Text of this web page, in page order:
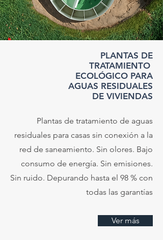
PLANTAS DE
TRATAMIENTO
ECOLÓGICO PARA
AGUAS RESIDUALES
DE VIVIENDAS
Plantas de tratamiento de aguas
residuales para casas sin conexión a la
red de saneamiento. Sin olores. Bajo
consumo de energía. Sin emisiones.
Sin ruido. Depurando hasta el 98 % con
todas las garantías
Ver más